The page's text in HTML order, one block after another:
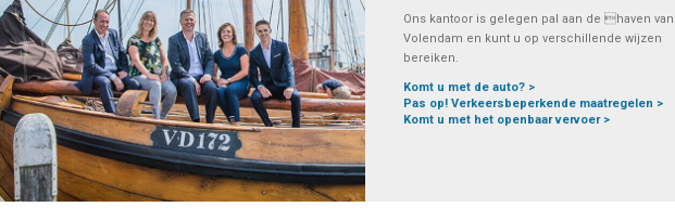
Ons kantoor is gelegen pal aan de haven van
Volendam en kunt u op verschillende wijzen
bereiken.
Komt u met de auto? >
Pas op! Verkeersbeperkende maatregelen >
Komt u met het openbaar vervoer >